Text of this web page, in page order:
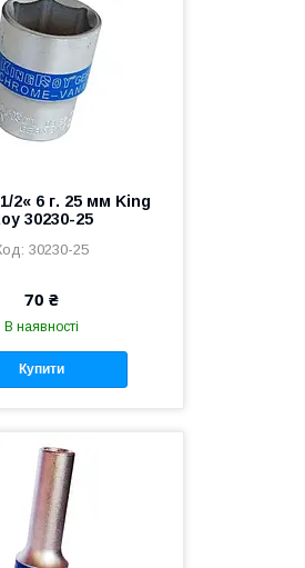
2« 6 г. 25 мм King
30230-25
30230-25
70 ₴
В наявності
Купити